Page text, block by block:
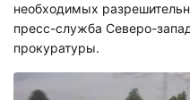
необходимых
пресс-служба Северо-
прокуратуры.